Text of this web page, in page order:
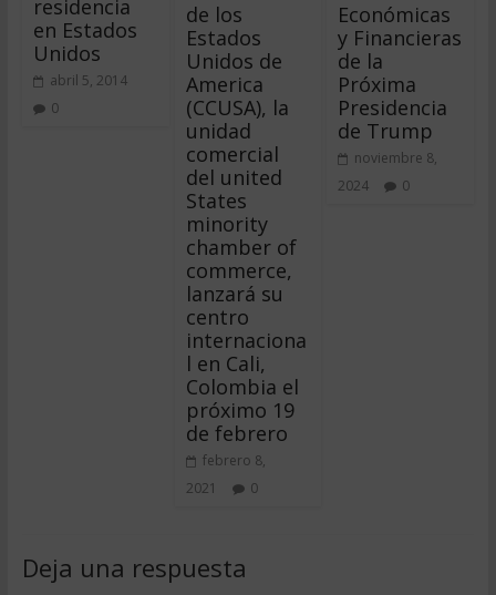
residencia
en Estados
Unidos
abril 5, 2014
0
de los
Estados
Unidos de
America
(CCUSA), la
unidad
comercial
del united
States
minority
chamber of
commerce,
lanzará su
centro
internaciona
l en Cali,
Colombia el
próximo 19
de febrero
febrero 8,
2021
0
Económicas
y Financieras
de la
Próxima
Presidencia
de Trump
noviembre 8,
2024
0
Deja una respuesta